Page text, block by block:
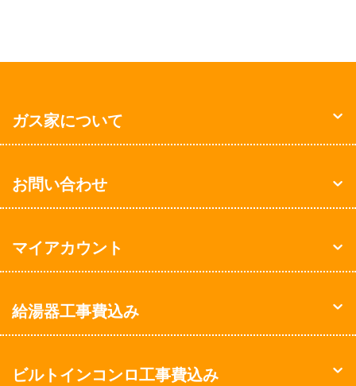
ガス家について
お問い合わせ
マイアカウント
給湯器工事費込み
ビルトインコンロ工事費込み